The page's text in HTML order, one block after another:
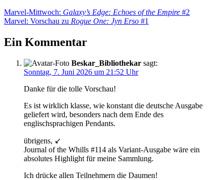
Beitragsnavigation
Vorheriger
Beitrag:
Marvel-Mittwoch: Galaxy’s Edge: Echoes of the Empire #2
Nächster
Marvel: Vorschau zu Rogue One: Jyn Erso #1
Ein Kommentar
Beskar_Bibliothekar sagt:
Sonntag, 7. Juni 2026 um 21:52 Uhr
Danke für die tolle Vorschau!
Es ist wirklich klasse, wie konstant die deutsche Ausgabe
geliefert wird, besonders nach dem Ende des
englischsprachigen Pendants.
übrigens, ↙️
Journal of the Whills #114 als Variant-Ausgabe wäre ein
absolutes Highlight für meine Sammlung.
Ich drücke allen Teilnehmern die Daumen!